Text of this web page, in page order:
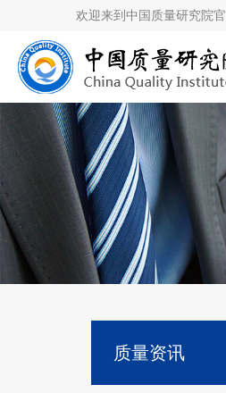
欢迎来到中国质量研究院官
质量资讯